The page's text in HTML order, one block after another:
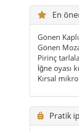
En
Gönen
Gönen
Pirinç
İğne oyası
Kırsal
Pratik